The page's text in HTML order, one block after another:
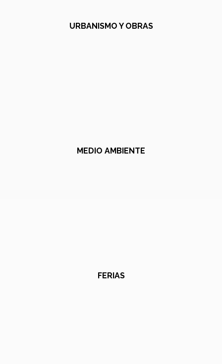
URBANISMO Y OBRAS
MEDIO AMBIENTE
FERIAS